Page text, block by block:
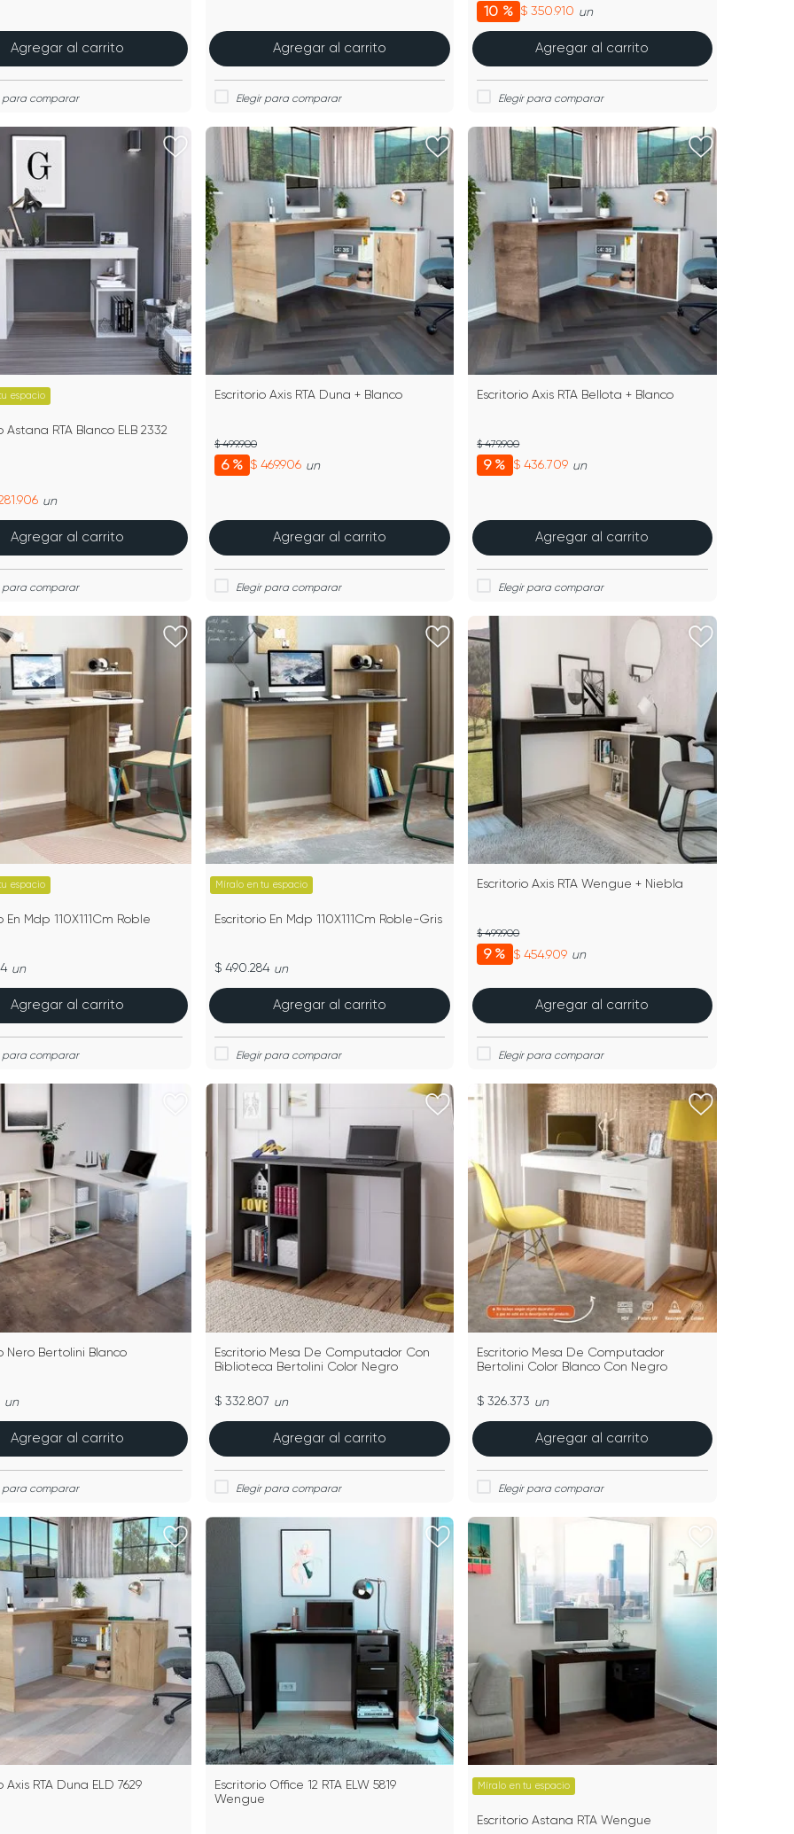
Agregar al carrito Agregar al carrito
10 % $ 350.910 un
Agregar al carrito
espacio
Astana RTA Blanco ELB 2332
un
Agregar al carrito
Escritorio Axis RTA Duna + Blanco
6 % $ 469.906
$ 499.900
un
Agregar al carrito
Escritorio Axis RTA Bellota + Blanco
9 % $ 436.709
$ 479.900
un
Agregar al carrito
espacio
En Mdp 110X111Cm Roble
un
Agregar al carrito
Míralo en tu espacio
Escritorio En Mdp 110X111Cm Roble-Gris
$ 490.284 un
Agregar al carrito
Escritorio Axis RTA Wengue + Niebla
9 % $ 454.909
$ 499.900
un
Agregar al carrito
Nero Bertolini Blanco
un
Agregar al carrito
Escritorio Mesa De Computador Con
Biblioteca Bertolini Color Negro
$ 332.807 un
Agregar al carrito
Escritorio Mesa De Computador
Bertolini Color Blanco Con Negro
$ 326.373 un
Agregar al carrito
Axis RTA Duna ELD 7629
Escritorio Office 12 RTA ELW 5819
Wengue
Míralo en tu espacio
Escritorio Astana RTA Wengue